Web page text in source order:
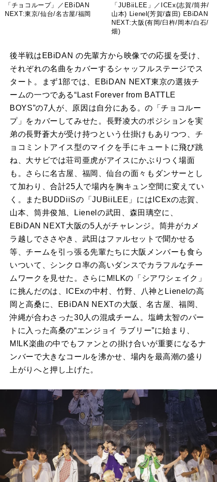
「チョコループ」／EBiDAN
NEXT:東京/仙台/名古屋/福岡
「JUBiiLEE」／ICEx(志賀/筒井/
山本) Lienel(芳賀/森田) EBiDAN
NEXT:大阪(有岡/臼杵/岡本/白石/
畑)
後半戦は EBiDANの先輩方から映像での応援を受け、
それぞれの名曲をカバーするシャッフルステージでス
タート。まず1部では、 EBiDAN NEXT東京の選抜チ
ームの一つである“ Last Forever from BATTLE
BOYS”の7人が、原因は自分にある。の「チョコルー
プ」をカバーしてみせた。長野凌大のポジションを実
弟の長野蒼大が受け持つという仕掛けもありつつ、チ
ョコミントアイス型のマイクを手にキュートに飛び跳
ね、大サビでは荘司亜虎がアイスにかぶりつく場面
も。さらに名古屋、福岡、仙台の面々もダンサーとし
て加わり、合計25 人で場内を胸キュン空間に変えてい
く。また BUDDiiSの「JUBiiLEE 」には ICExの志賀、
山本、筒井俊旭、
Lienel の武田、森田璃空に、
EBiDAN NEXT大阪の5 人がチャレンジ。筒井がカメ
ラ越しでささやき、武田はファルセットで聞かせる
等、チームを引っ張る先輩たちに大阪メンバーも食ら
いついて、シンクロ率の高いダンスでカラフルなチー
ムワークを見せた。さらに M!LKの「シアワシェイク」
に挑んだのは、
ICExの中村、竹野、八神と Lienelの高
岡と高桑に、
EBiDAN NEXTの大阪、名古屋、福岡、
沖縄が合わさった30人の混成チーム。塩﨑太智のパー
トに入った高桑の“エンジョイ ラブリー”に始まり、
M!LK楽曲の中でもファンとの掛け合いが重要になるナ
ンバーで大きなコールを沸かせ、場内を最高潮の盛り
上がりへと押し上げた。